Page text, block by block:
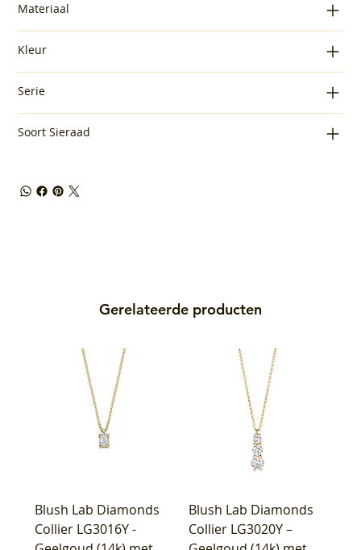
Materiaal
Kleur
Serie
Soort Sieraad
Gerelateerde producten
Blush Lab Diamonds
Collier LG3016Y -
Blush Lab Diamonds
Collier LG3020Y –